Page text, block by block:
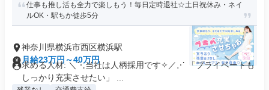
仕事も推し活も全力で楽しもう！毎日定時退社☆土日祝休み・ネイ
ルOK・駅ちか徒歩5分
神奈川県横浜市西区横浜駅
月給23万円～40万円
求める人材: ＼⋱当社は人柄採用です✧／⋰ 「プライベートも
しっかり充実させたい」 ...